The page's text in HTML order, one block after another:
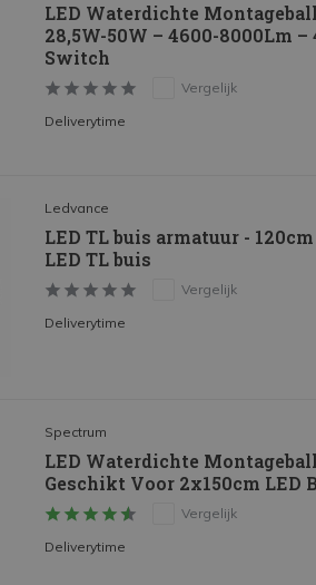
LED Waterdichte
28,5W-50W – 4600-8000Lm
Switch
Vergelijk
Deliverytime
Ledvance
LED TL buis armatuur -
LED TL buis
Vergelijk
Deliverytime
Spectrum
LED Waterdichte
Geschikt Voor 2x150cm LED
Vergelijk
Deliverytime